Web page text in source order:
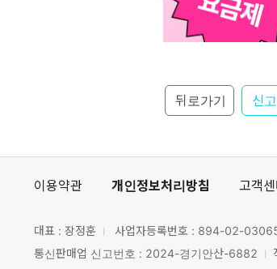
뒤로가기 신고
이용약관 개인정보처리방침 고객센
대표 : 장정훈 사업자등록번호 : 894-02-
통신판매업 신고번호 : 2024-경기안산-6882